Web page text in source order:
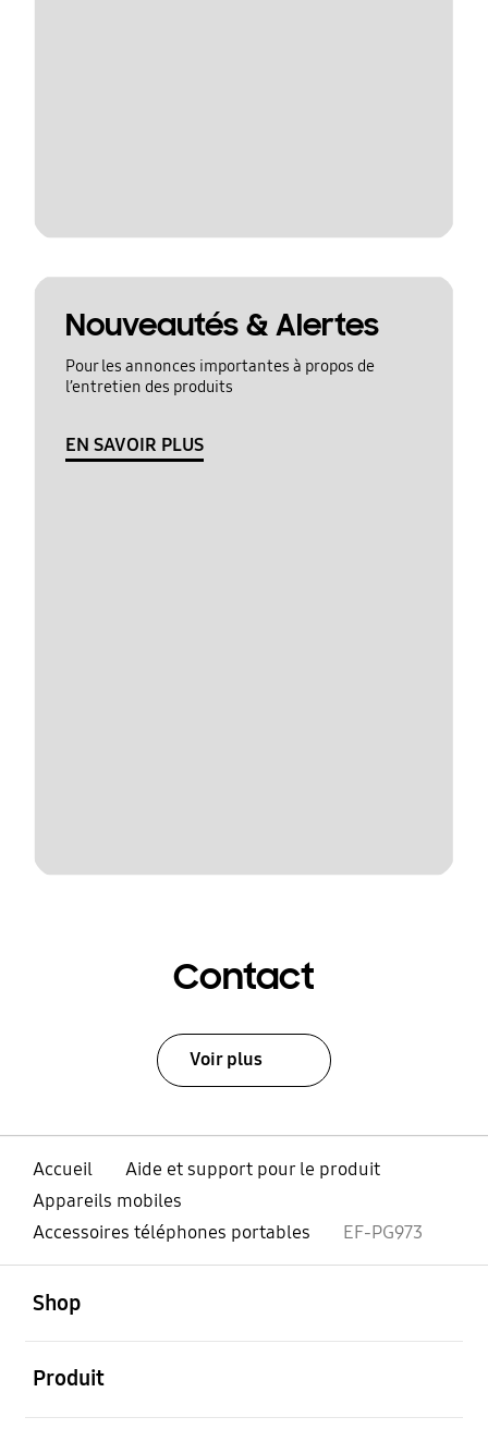
Nouveautés & Alertes
Pour les annonces importantes à propos de
l’entretien des produits
EN SAVOIR PLUS
Contact
Voir plus
Accueil
Aide et support pour le produit
Appareils mobiles
Accessoires téléphones portables
EF-PG973
Shop
Produit